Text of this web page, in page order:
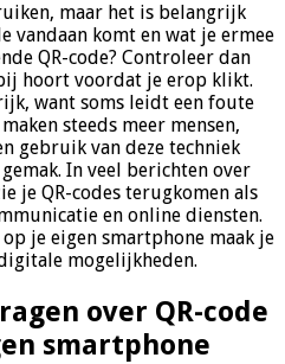
maar het is belangrijk
vandaan komt en wat je ermee
QR-code? Controleer dan
hoort voordat je erop klikt.
want soms leidt een foute
steeds meer mensen,
gebruik van deze techniek
In veel berichten over
je QR-codes terugkomen als
en online diensten.
op je eigen smartphone maak je
mogelijkheden.
over QR-code
smartphone